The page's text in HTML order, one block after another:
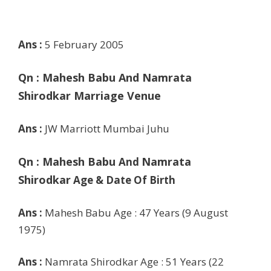
Ans : 5 February 2005
Qn : Mahesh Babu And Namrata
Shirodkar Marriage Venue
Ans : JW Marriott Mumbai Juhu
Qn : Mahesh Babu And Namrata
ShirodkarAge & Date Of Birth
Ans : Mahesh Babu Age : 47 Years (9 August
1975)
Ans : Namrata Shirodkar Age : 51 Years (22